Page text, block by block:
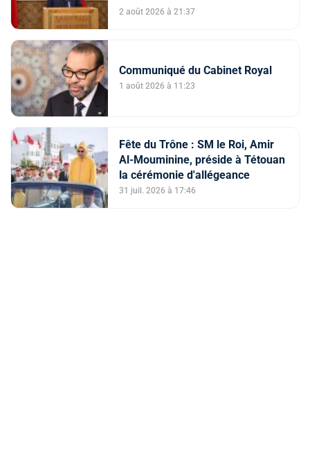
de facteurs intriqués, dont
d'informations trompeuses
(Porte-parole du ministère de
2 août 2026 à 21:37
Communiqué du Cabinet Royal
1 août 2026 à 11:23
Fête du Trône : SM le Roi, Amir
Al-Mouminine, préside à Tétouan
la cérémonie d'allégeance
31 juil. 2026 à 17:46